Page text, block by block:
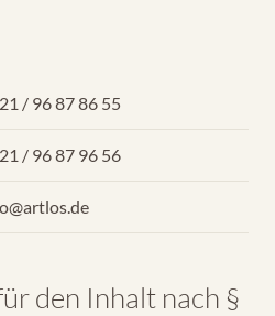
/ 96 87 86 55
/ 96 87 96 56
den Inhalt nach §